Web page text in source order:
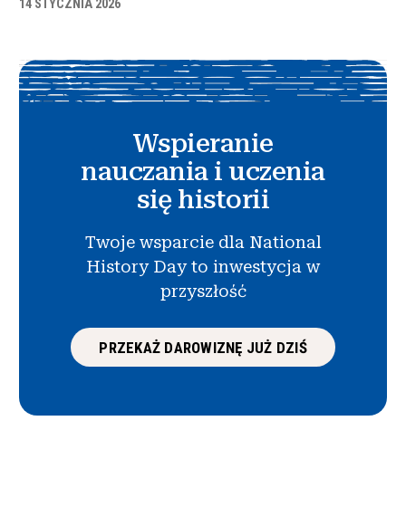
14 STYCZNIA 2026
Wspieranie
nauczania i uczenia
się historii
Twoje wsparcie dla National
History Day to inwestycja w
przyszłość
PRZEKAŻ DAROWIZNĘ JUŻ DZIŚ